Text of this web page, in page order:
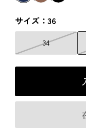
サイズ：36
34